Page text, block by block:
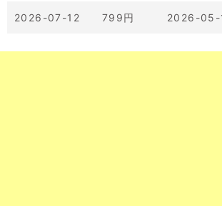
2026-07-12 799円 2026-